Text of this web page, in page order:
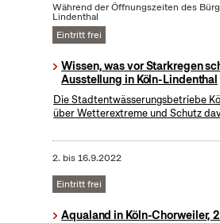
Während der Öffnungszeiten des
Lindenthal
Eintritt frei
Wissen, was vor Starkregen
Ausstellung in Köln-Lindenthal
Die Stadtentwässerungsbetriebe
über Wetterextreme und Schutz
2. bis16.9.2022
Eintritt frei
Aqualand in Köln-Chorweiler,